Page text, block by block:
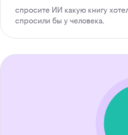
спросите ИИ какую книгу
спросили бы у человека.